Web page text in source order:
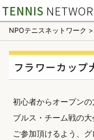
TENNIS
NPOテニスネットワーク >
フラワーカップ
初心者からオープン
ブルス・チーム戦の
ご参加頂けるよう、